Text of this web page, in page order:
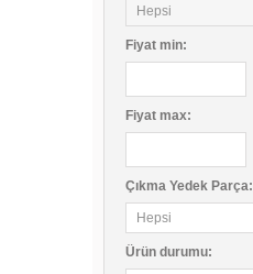
Fiyat min:
Fiyat max:
Çıkma Yedek Parça:
Ürün durumu: